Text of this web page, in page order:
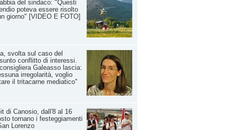
del sindaco: "Questi
poteva essere risolto
giorno" [VIDEO E FOTO]
svolta sul caso del
conflitto di interessi.
Galeasso lascia:
irregolarità, voglio
il tritacarne mediatico"
di Canosio, dall'8 al 16
tornano i festeggiamenti
Lorenzo